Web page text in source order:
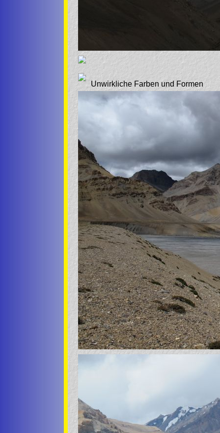
Unwirkliche Farben und Formen